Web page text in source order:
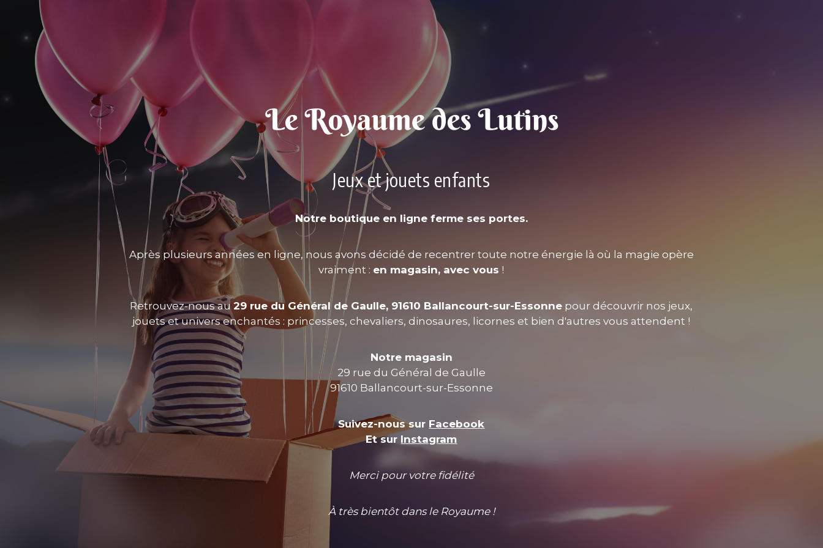
Jeux et jouets enfants
Notre boutique en ligne ferme ses portes.
Après plusieurs années en ligne, nous avons décidé de recentrer toute notre énergie là où la magie opère
vraiment : en magasin, avec vous !
Retrouvez-nous au29 rue du Général de Gaulle, 91610 Ballancourt-sur-Essonne pour découvrir nos jeux,
jouets et univers enchantés : princesses, chevaliers, dinosaures, licornes et bien d'autres vous attendent !
Notre magasin
29 rue du Général de Gaulle
91610 Ballancourt-sur-Essonne
Suivez-nous sur Facebook
Et sur Instagram
Merci pour votre fidélité
À très bientôt dans le Royaume !